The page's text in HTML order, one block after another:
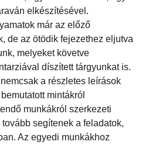
elkészítésével.
már az előző
de az ötödik fejezethez eljutva
melyeket követve
díszített tárgyunkat is.
a részletes leírások
mintákról
munkákról szerkezeti
segítenek a feladatok,
Az egyedi munkákhoz